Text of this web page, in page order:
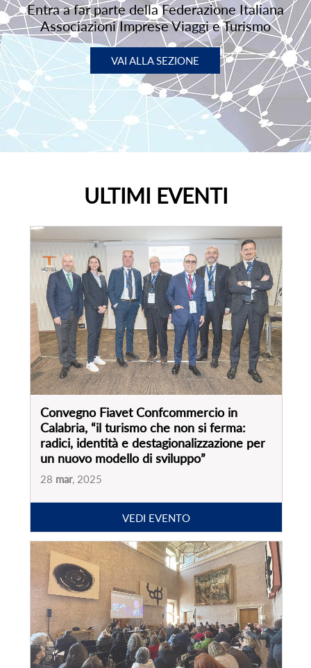
Entra a far parte della Federazione Italiana
Associazioni Imprese Viaggi e Turismo
VAI ALLA SEZIONE
ULTIMI EVENTI
Convegno Fiavet Confcommercio in
Calabria, “il turismo che non si ferma:
radici, identità e destagionalizzazione per
un nuovo modello di sviluppo”
28 mar, 2025
VEDI EVENTO